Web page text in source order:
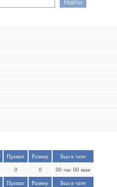
Приват Размер Был в чате
0 0 00 час 00 мин
Приват Размер Был в чате